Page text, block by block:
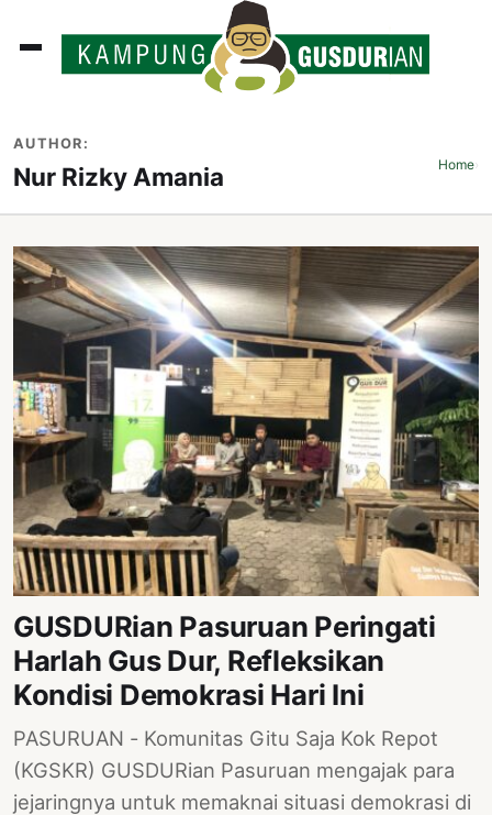
AUTHOR:
Nur Rizky Amania Home›
GUSDURian Pasuruan Peringati
Harlah Gus Dur, Refleksikan
Kondisi Demokrasi Hari Ini
PASURUAN - Komunitas Gitu Saja Kok Repot
(KGSKR) GUSDURian Pasuruan mengajak para
jejaringnya untuk memaknai situasi demokrasi di